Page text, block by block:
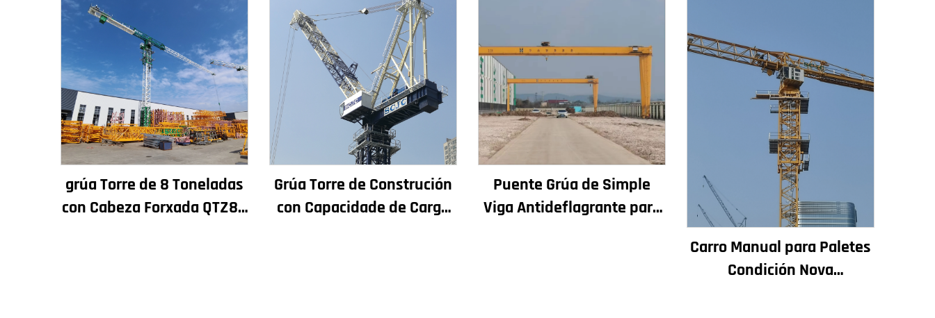
grúa Torre de 8 Toneladas
con Cabeza Forxada QTZ80
Grúa Torre de Construción
con Capacidade de Carga
Puente Grúa de Simple
Viga Antideflagrante para
Carro Manual para Paletes
Condición Nova